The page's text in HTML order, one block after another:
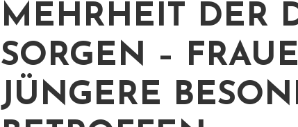
MEHRHEIT DER
SORGEN –
JÜNGERE